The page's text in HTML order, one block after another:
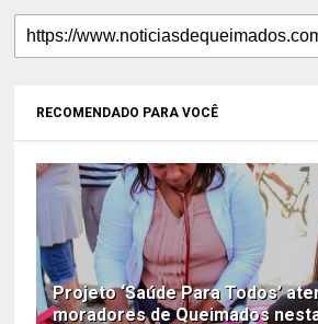
RECOMENDADO PARA VOCÊ
Projeto ‘Saúde Para Todos’
moradores de Queimados